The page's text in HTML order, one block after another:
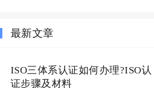
最新文章
ISO三体系认证如何办理?ISO认
证步骤及材料